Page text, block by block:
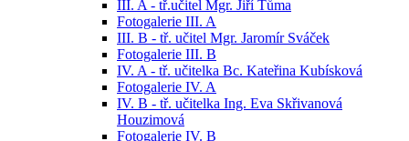
III. A - tř.učitel Mgr. Jiří Tůma
Fotogalerie III. A
III. B - tř. učitel Mgr. Jaromír Sváček
Fotogalerie III. B
IV. A - tř. učitelka Bc. Kateřina Kubísková
Fotogalerie IV. A
IV. B - tř. učitelka Ing. Eva Skřivanová
Houzimová
Fotogalerie IV. B